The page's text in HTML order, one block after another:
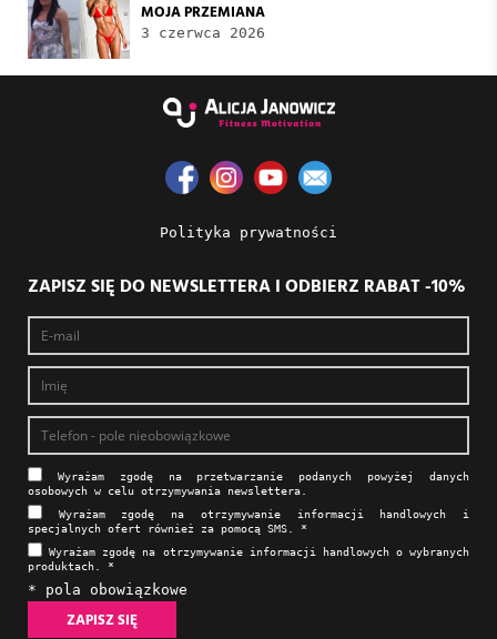
MOJA PRZEMIANA
3 czerwca 2026
Polityka prywatności
ZAPISZ SIĘ DO NEWSLETTERA I ODBIERZ RABAT -10%
Wyrażam zgodę na prze­twa­rza­nie po­da­nych powyżej danych
osobowych w celu otrzy­my­wa­nia new­slet­tera.​​​​​​​
Wyrażam zgodę na otrzy­my­wa­nie in­for­ma­cji han­dlo­wych i
specjalnych ofert również za pomocą SMS.​​​​​​​ *
Wyrażam zgodę na otrzy­my­wa­nie in­for­ma­cji han­dlo­wych o wybranych
produktach.​​​​​​​ *
* pola obowiązkowe